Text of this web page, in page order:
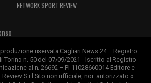
NETWORK SPORT REVIEW
riservata Cagliari News 24 – Registro
Torino n. 50 del 07/09/2021 - Iscritto al Registro
al n. 26692 – PI 11028660014 Editore e
S.r.l Sito non ufficiale, non autorizzato o